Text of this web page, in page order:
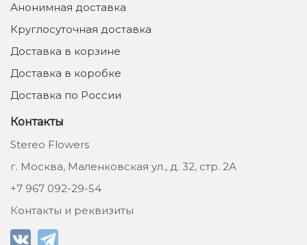
Анонимная доставка
Круглосуточная доставка
Доставка в корзине
Доставка в коробке
Доставка по России
Контакты
Stereo Flowers
г. Москва, Маленковская ул., д. 32, стр. 2А
+7 967 092-29-54
Контакты и реквизиты